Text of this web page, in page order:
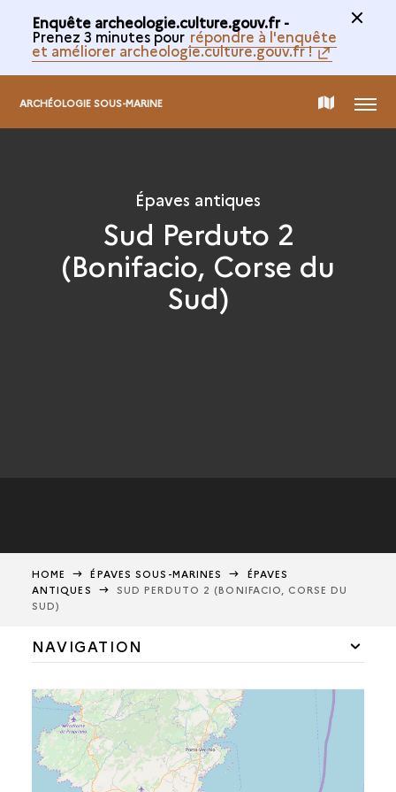
Enquête archeologie.culture.gouv.fr -
Prenez 3 minutes pour répondre à l'enquête
et améliorer archeologie.culture.gouv.fr !
ARCHÉOLOGIE SOUS-MARINE CARTE
COLLECTION
MENU
Épaves antiques
Sud Perduto 2
(Bonifacio, Corse du
Sud)
HOME ÉPAVES SOUS-MARINES
ÉPAVES
ANTIQUES
SUD PERDUTO 2 (BONIFACIO, CORSE DU
SUD)
NAVIGATION
GRAND RIBAUD F
CAPO SAGRO 3
FOURMIGUE C